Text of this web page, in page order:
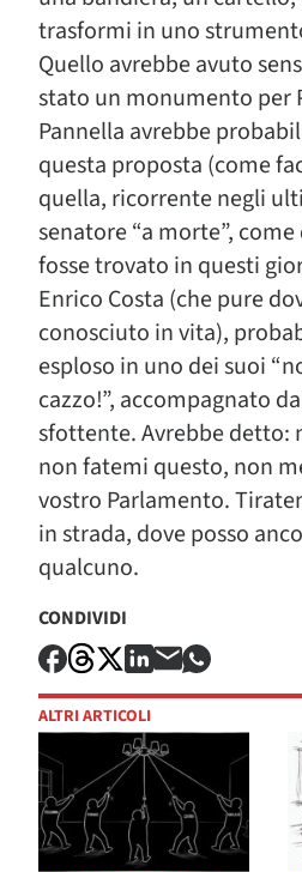
trasformi in uno
Quello avrebbe avuto
stato un monumento per
Pannella avrebbe
questa proposta (come
quella, ricorrente negli
senatore “a morte”, come
fosse trovato in questi
Enrico Costa (che pure
conosciuto in vita),
esploso in uno dei suoi
cazzo!”, accompagnato
sfottente. Avrebbe detto:
non fatemi questo, non
vostro Parlamento.
in strada, dove posso
qualcuno.
CONDIVIDI
ALTRI ARTICOLI